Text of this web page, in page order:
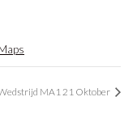
MA1 21 Oktober